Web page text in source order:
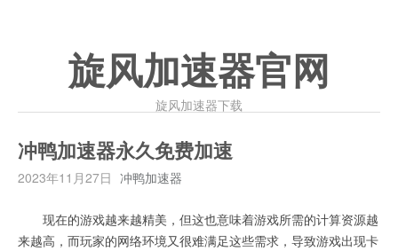
旋风加速器官网
旋风加速器下载
冲鸭加速器永久免费加速
2023年11月27日 冲鸭加速器
现在的游戏越来越精美，但这也意味着游戏所需的计算资源越
来越高，而玩家的网络环境又很难满足这些需求，导致游戏出现卡